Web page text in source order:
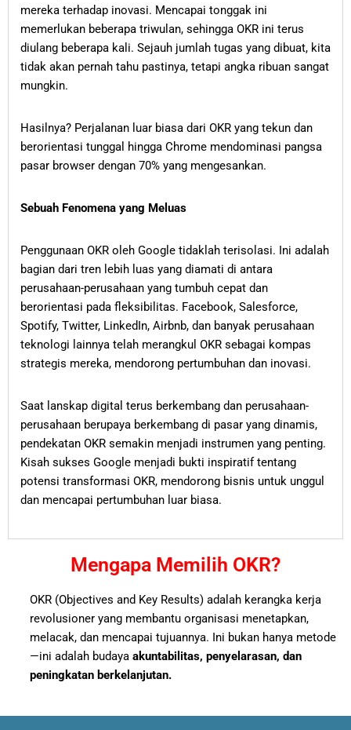
mereka terhadap inovasi. Mencapai tonggak ini
memerlukan beberapa triwulan, sehingga OKR ini terus
diulang beberapa kali. Sejauh jumlah tugas yang dibuat, kita
tidak akan pernah tahu pastinya, tetapi angka ribuan sangat
mungkin.
Hasilnya? Perjalanan luar biasa dari OKR yang tekun dan
berorientasi tunggal hingga Chrome mendominasi pangsa
pasar browser dengan 70% yang mengesankan.
Sebuah Fenomena yang Meluas
Penggunaan OKR oleh Google tidaklah terisolasi. Ini adalah
bagian dari tren lebih luas yang diamati di antara
perusahaan-perusahaan yang tumbuh cepat dan
berorientasi pada fleksibilitas. Facebook, Salesforce,
Spotify, Twitter, LinkedIn, Airbnb, dan banyak perusahaan
teknologi lainnya telah merangkul OKR sebagai kompas
strategis mereka, mendorong pertumbuhan dan inovasi.
Saat lanskap digital terus berkembang dan perusahaan-
perusahaan berupaya berkembang di pasar yang dinamis,
pendekatan OKR semakin menjadi instrumen yang penting.
Kisah sukses Google menjadi bukti inspiratif tentang
potensi transformasi OKR, mendorong bisnis untuk unggul
dan mencapai pertumbuhan luar biasa.
Mengapa Memilih OKR?
OKR (Objectives and Key Results) adalah kerangka kerja
revolusioner yang membantu organisasi menetapkan,
melacak, dan mencapai tujuannya. Ini bukan hanya metode
—ini adalah budaya akuntabilitas, penyelarasan, dan
peningkatan berkelanjutan.